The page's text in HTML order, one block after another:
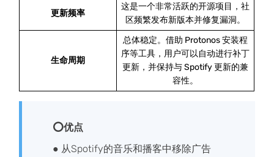
更新频率
这是一个非常活跃的开源项目，社
区频繁发布新版本并修复漏洞。
生命周期
总体稳定。借助 Protonos 安装程
序等工具，用户可以自动进行补丁
更新，并保持与 Spotify 更新的兼
容性。
⭕优点
● 从Spotify的音乐和播客中移除广告